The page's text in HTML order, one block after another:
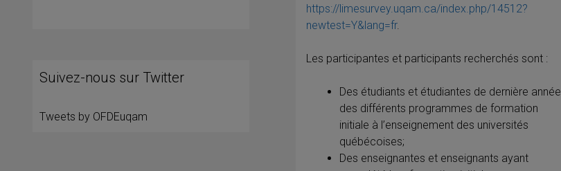
https://limesurvey.uqam.ca/index.php/14512?
newtest=Y&lang=fr.
Les participantes et participants recherchés sont :
Des étudiants et étudiantes de dernière année
des différents programmes de formation
initiale à l’enseignement des universités
québécoises;
Des enseignantes et enseignants ayant
Suivez-nous sur Twitter
Tweets by OFDEuqam